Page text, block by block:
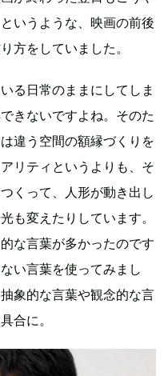
いうような、映画の前後
方をしていました。
る日常のままにしてしま
きないですよね。そのた
違う空間の額縁づくりを
リティというよりも、そ
くって、人形が動き出し
も変えたりしています。
な言葉が多かったのです
い言葉を使ってみまし
象的な言葉や観念的な言
合に。